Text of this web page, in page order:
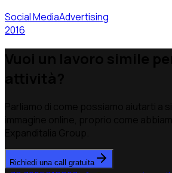
Social MediaAdvertising
2016
Richiedi una call gratuita